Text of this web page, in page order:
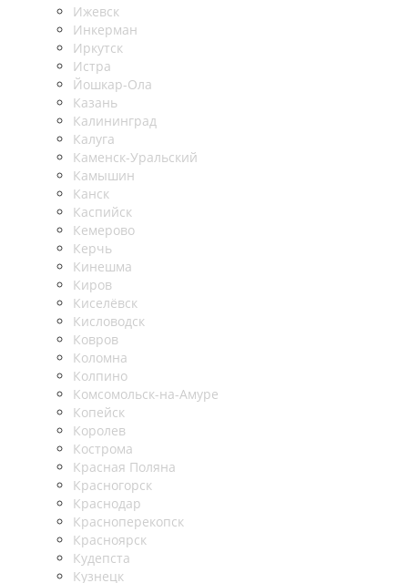
Ижевск
Инкерман
Иркутск
Истра
Йошкар-Ола
Казань
Калининград
Калуга
Каменск-Уральский
Камышин
Канск
Каспийск
Кемерово
Керчь
Кинешма
Киров
Киселёвск
Кисловодск
Ковров
Коломна
Колпино
Комсомольск-на-Амуре
Копейск
Королев
Кострома
Красная Поляна
Красногорск
Краснодар
Красноперекопск
Красноярск
Кудепста
Кузнецк